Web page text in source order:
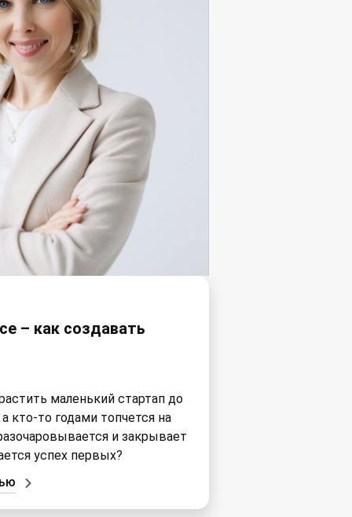
– как создавать
маленький стартап до
кто-то годами топчется на
и закрывает
успех первых?